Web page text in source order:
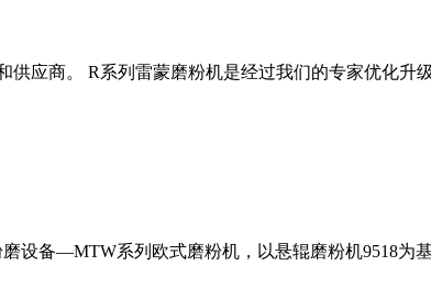
应商。 R系列雷蒙磨粉机是经过我们的专家优化升
设备—MTW系列欧式磨粉机，以悬辊磨粉机9518为